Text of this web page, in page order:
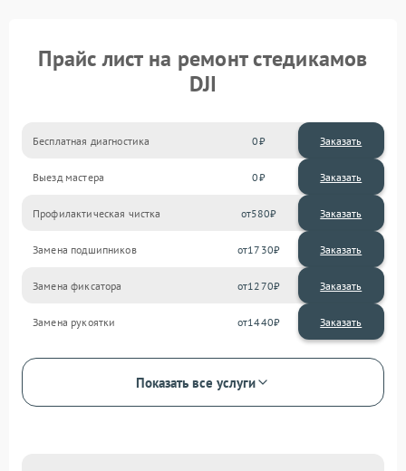
Прайс лист на ремонт стедикамов
DJI
Бесплатная диагностика 0 Заказать
Выезд мастера 0 Заказать
Профилактическая чистка 580
Замена подшипников 1730
Замена фиксатора 1270
Замена рукоятки 1440
Показать все услуги